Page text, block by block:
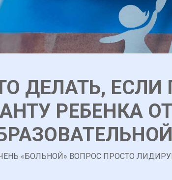
ДЕЛАТЬ,
РЕБЕНКА
«БОЛЬНОЙ» ВОПРОС ПРОСТО